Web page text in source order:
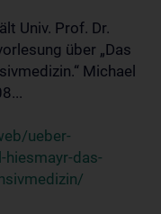
Univ. Prof. Dr.
über „Das
Michael
ueber-
das-